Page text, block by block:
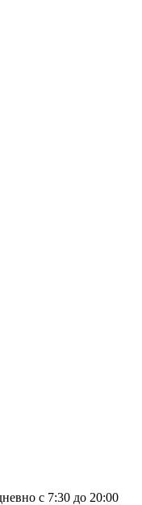
с 7:30 до 20:00